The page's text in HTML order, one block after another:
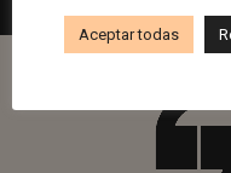
Aceptar todas